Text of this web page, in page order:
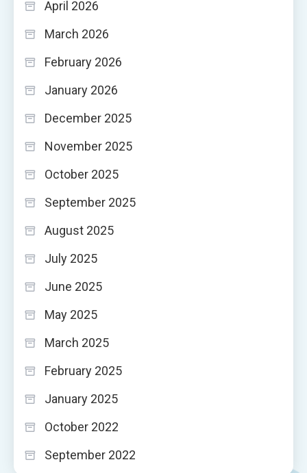
April 2026
March 2026
February 2026
January 2026
December 2025
November 2025
October 2025
September 2025
August 2025
July 2025
June 2025
May 2025
March 2025
February 2025
January 2025
October 2022
September 2022